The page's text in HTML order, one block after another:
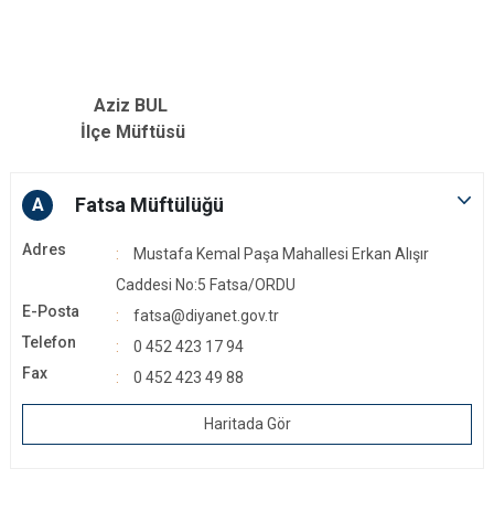
Aziz BUL
İlçe Müftüsü
A Fatsa Müftülüğü
Adres
Mustafa Kemal Paşa Mahallesi Erkan Alışır
Caddesi No:5 Fatsa/ORDU
E-Posta
fatsa@diyanet.gov.tr
Telefon
0 452 423 17 94
Fax
0 452 423 49 88
Haritada Gör